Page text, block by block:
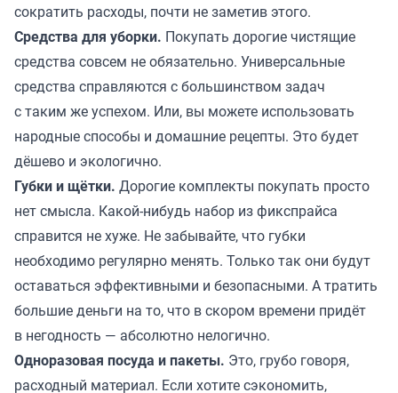
сократить расходы, почти не заметив этого.
Средства для уборки. Покупать дорогие чистящие
средства совсем не обязательно. Универсальные
средства справляются с большинством задач
с таким же успехом. Или, вы можете использовать
народные способы и домашние рецепты. Это будет
дёшево и экологично.
Губки и щётки. Дорогие комплекты покупать просто
нет смысла. Какой-нибудь набор из фикспрайса
справится не хуже. Не забывайте, что губки
необходимо регулярно менять. Только так они будут
оставаться эффективными и безопасными. А тратить
большие деньги на то, что в скором времени придёт
в негодность — абсолютно нелогично.
Одноразовая посуда и пакеты. Это, грубо говоря,
расходный материал. Если хотите сэкономить,